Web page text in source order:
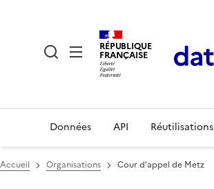
RÉPUBLIQUE
FRANÇAISE
Données API Réutilisations
Accueil Organisations Cour d'appel de Metz